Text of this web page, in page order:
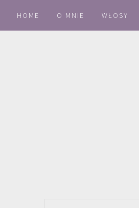
HOME O MNIE WŁOSY